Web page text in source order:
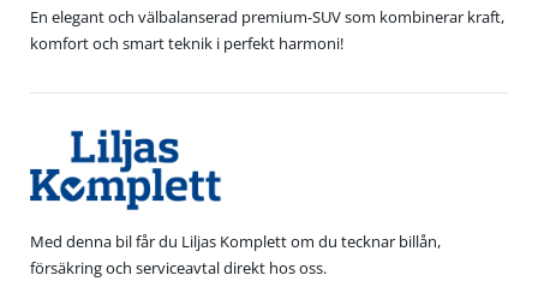
En elegant och välbalanserad premium-SUV som kombinerar kraft,
komfort och smart teknik i perfekt harmoni!
Med denna bil får du Liljas Komplett om du tecknar billån,
försäkring och serviceavtal direkt hos oss.